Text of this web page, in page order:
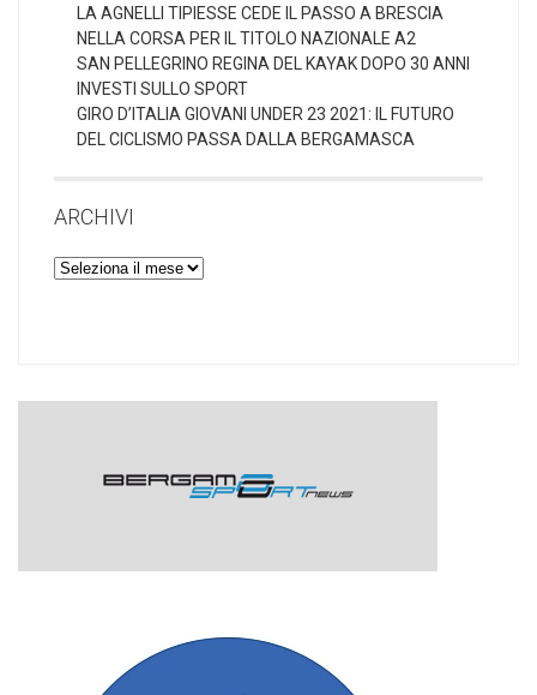
LA AGNELLI TIPIESSE CEDE IL PASSO A BRESCIA
NELLA CORSA PER IL TITOLO NAZIONALE A2
SAN PELLEGRINO REGINA DEL KAYAK DOPO 30 ANNI
INVESTI SULLO SPORT
GIRO D’ITALIA GIOVANI UNDER 23 2021: IL FUTURO
DEL CICLISMO PASSA DALLA BERGAMASCA
ARCHIVI
Archivi